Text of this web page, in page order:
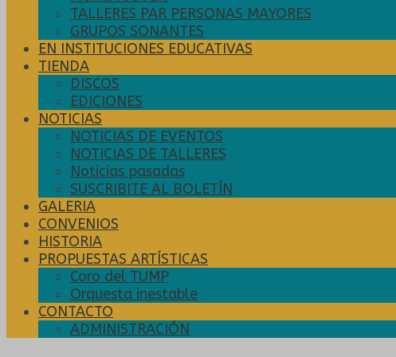
TALLERES PAR PERSONAS MAYORES
GRUPOS SONANTES
EN INSTITUCIONES EDUCATIVAS
TIENDA
DISCOS
EDICIONES
NOTICIAS
NOTICIAS DE EVENTOS
NOTICIAS DE TALLERES
Noticias pasadas
SUSCRIBITE AL BOLETÍN
GALERIA
CONVENIOS
HISTORIA
PROPUESTAS ARTÍSTICAS
Coro del TUMP
Orquesta inestable
CONTACTO
ADMINISTRACIÓN